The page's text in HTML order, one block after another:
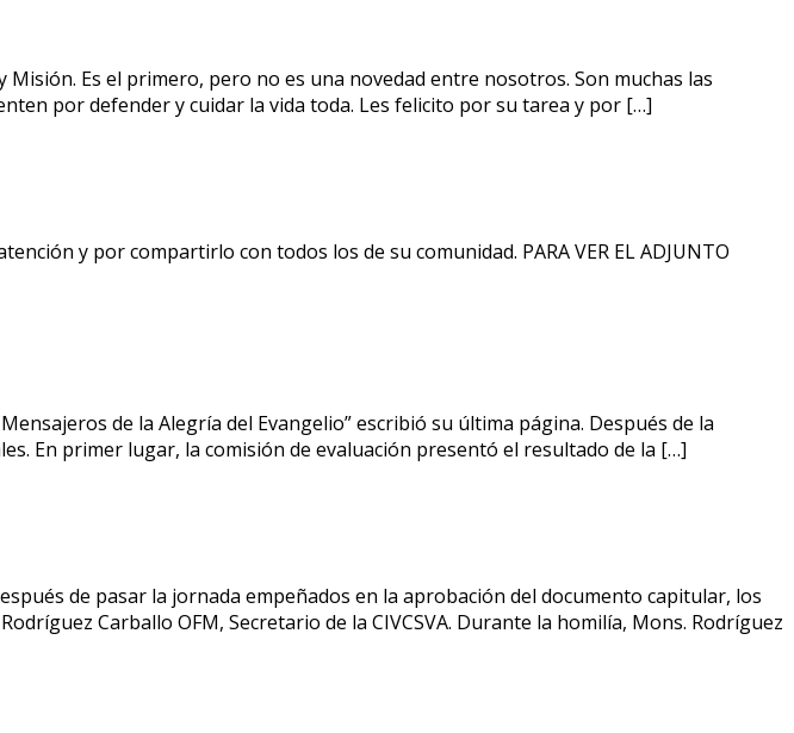
Es el primero, pero no es una novedad entre nosotros. Son muchas las
por defender y cuidar la vida toda. Les felicito por su tarea y por […]
y por compartirlo con todos los de su comunidad. PARA VER EL ADJUNTO
de la Alegría del Evangelio” escribió su última página. Después de la
En primer lugar, la comisión de evaluación presentó el resultado de la […]
de pasar la jornada empeñados en la aprobación del documento capitular, los
Carballo OFM, Secretario de la CIVCSVA. Durante la homilía, Mons. Rodríguez